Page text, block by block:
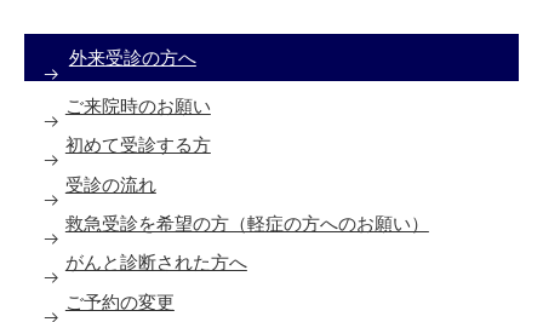
外来受診の方へ
ご来院時のお願い
初めて受診する方
受診の流れ
救急受診を希望の方（軽症の方へのお願い）
がんと診断された方へ
ご予約の変更